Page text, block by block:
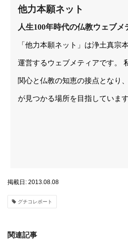
他力本願ネット
人生100年時代の仏教ウェブメ
「他力本願ネット」は浄土真宗
運営するウェブメティアです。
関心と仏教の知恵の接点となり
が見つかる場所を目指しています
掲載日: 2013.08.08
グチコレポート
関連記事